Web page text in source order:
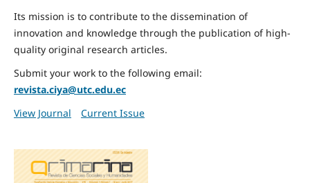
Its mission is to contribute to the dissemination of
innovation and knowledge through the publication of high-
quality original research articles.
Submit your work to the following email:
revista.ciya@utc.edu.ec
View Journal
Current Issue